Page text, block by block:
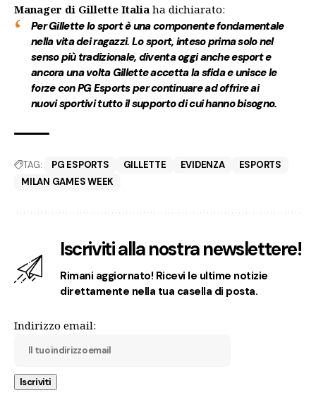
Manager di Gillette Italia ha dichiarato:
Per Gillette lo sport è una componente fondamentale
nella vita dei ragazzi. Lo sport, inteso prima solo nel
senso più tradizionale, diventa oggi anche esport e
ancora una volta Gillette accetta la sfida e unisce le
forze con PG Esports per continuare ad offrire ai
nuovi sportivi tutto il supporto di cui hanno bisogno.
TAG: PG ESPORTS GILLETTE EVIDENZA
ESPORTS
MILAN GAMES WEEK
Iscriviti alla nostra newslettere!
Rimani aggiornato! Ricevi le ultime notizie
direttamente nella tua casella di posta.
Indirizzo email: